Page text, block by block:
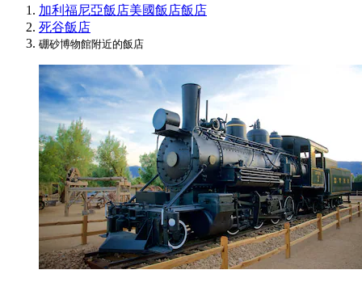
加利福尼亞飯店美國飯店飯店
死谷飯店
硼砂博物館附近的飯店